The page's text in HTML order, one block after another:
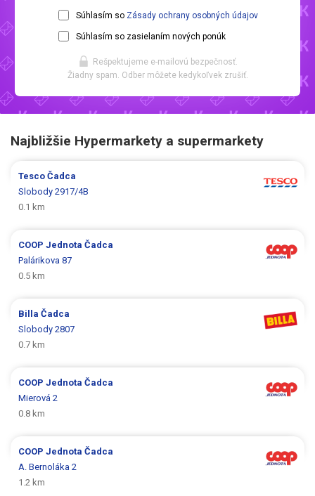
Súhlasím so Zásady ochrany osobných údajov
Súhlasím so zasielaním nových ponúk
Rešpektujeme e-mailovú bezpečnosť.
Žiadny spam. Odber môžete kedykoľvek zrušiť.
Najbližšie Hypermarkety a supermarkety
TescoČadca
Slobody 2917/4B
0.1 km
COOP JednotaČadca
Palárikova 87
0.5 km
BillaČadca
Slobody 2807
0.7 km
COOP JednotaČadca
Mierová 2
0.8 km
COOP JednotaČadca
A. Bernoláka 2
1.2 km